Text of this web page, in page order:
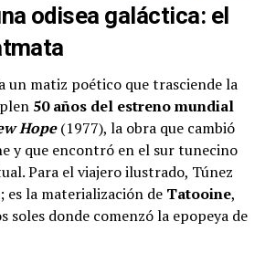
odisea galáctica: el
un matiz poético que trasciende la
50 años del estreno mundial
Hope(1977), la obra que cambió
y que encontró en el sur tunecino
Para el viajero ilustrado, Túnez
es la materialización de Tatooine,
soles donde comenzó la epopeya de